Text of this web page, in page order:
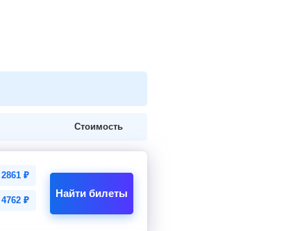
Стоимость
2861 ₽
4762 ₽
Найти билеты